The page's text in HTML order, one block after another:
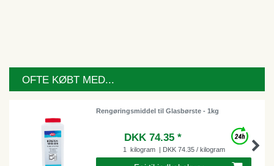
OFTE KØBT MED...
Rengøringsmiddel til Glasbørste - 1kg
DKK 74.35 *
1 kilogram | DKK 74.35 / kilogram